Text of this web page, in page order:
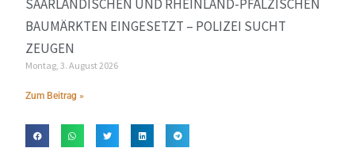
SAARLÄNDISCHEN UND RHEINLAND-PFÄLZISCHEN
BAUMÄRKTEN EINGESETZT – POLIZEI SUCHT
ZEUGEN
Montag, 3. August 2026
Zum Beitrag »